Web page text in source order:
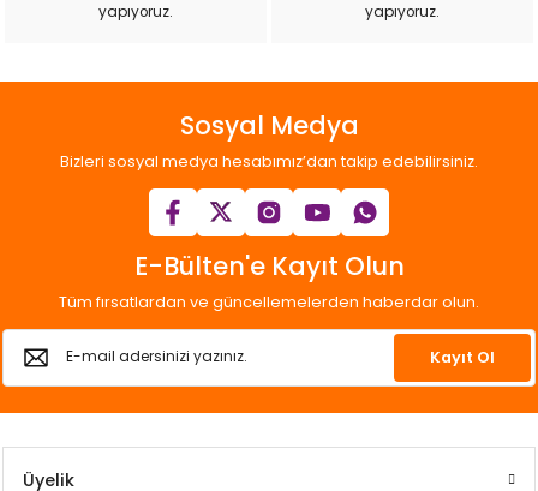
yapıyoruz.
yapıyoruz.
Sosyal Medya
Bizleri sosyal medya hesabımız’dan takip edebilirsiniz.
E-Bülten'e Kayıt Olun
Tüm fırsatlardan ve güncellemelerden haberdar olun.
Kayıt Ol
Üyelik